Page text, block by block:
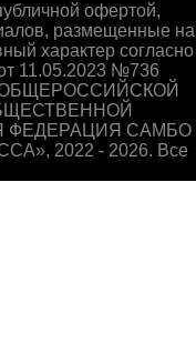
офертой,
размещенные на
характер согласно
11.05.2023 №736
ФЕДЕРАЦИЯ САМБО
2022 - 2026. Все